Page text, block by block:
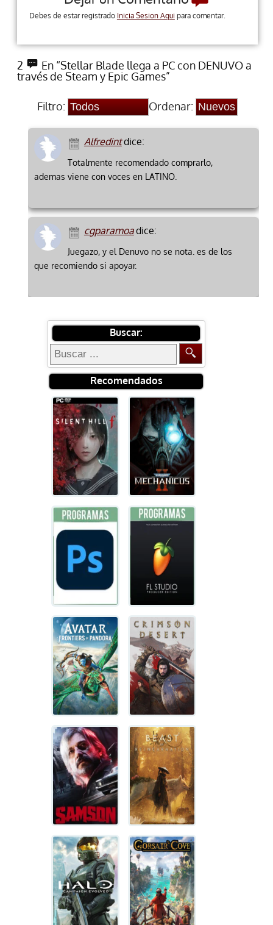
Debes de estar registrado Inicia Sesion Aqui para comentar.
2
En “Stellar Blade llega a PC con DENUVO a
través de Steam y Epic Games”
Filtro: Ordenar:
Alfredintdice:
Totalmente recomendado comprarlo,
ademas viene con voces en LATINO.
cgparamoadice:
Juegazo, y el Denuvo no se nota. es de los
que recomiendo si apoyar.
Buscar:
Recomendados